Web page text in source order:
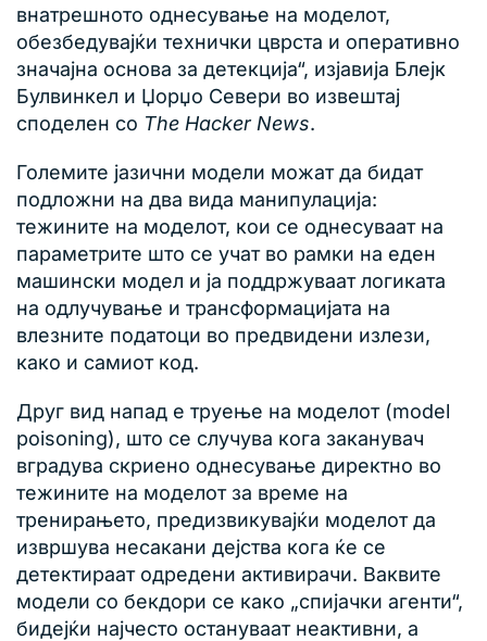
внатрешното однесување на моделот,
обезбедувајќи технички цврста и оперативно
значајна основа за детекција“, изјавија Блејк
Булвинкел и Џорџо Севери во извештај
споделен со The Hacker News.
Големите јазични модели можат да бидат
подложни на два вида манипулација:
тежините на моделот, кои се однесуваат на
параметрите што се учат во рамки на еден
машински модел и ја поддржуваат логиката
на одлучување и трансформацијата на
влезните податоци во предвидени излези,
како и самиот код.
Друг вид напад е труење на моделот (model
poisoning), што се случува кога заканувач
вградува скриено однесување директно во
тежините на моделот за време на
тренирањето, предизвикувајќи моделот да
извршува несакани дејства кога ќе се
детектираат одредени активирачи. Ваквите
модели со бекдори се како „спијачки агенти“,
бидејќи најчесто остануваат неактивни, а